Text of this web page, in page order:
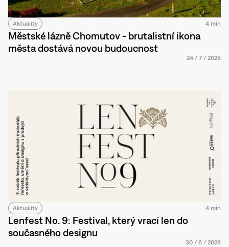
Aktuality 4 min
Městské lázně Chomutov - brutalistní ikona
města dostává novou budoucnost
24 / 7 / 2026
Aktuality 4 min
Lenfest No. 9: Festival, který vrací len do
současného designu
30 / 6 / 2026